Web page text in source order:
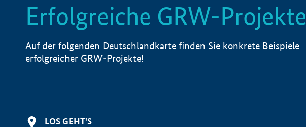
Erfolgreiche GRW-Projekte
Auf der folgenden Deutschlandkarte finden Sie konkrete Beispiele
erfolgreicher GRW-Projekte!
LOS GEHT'S